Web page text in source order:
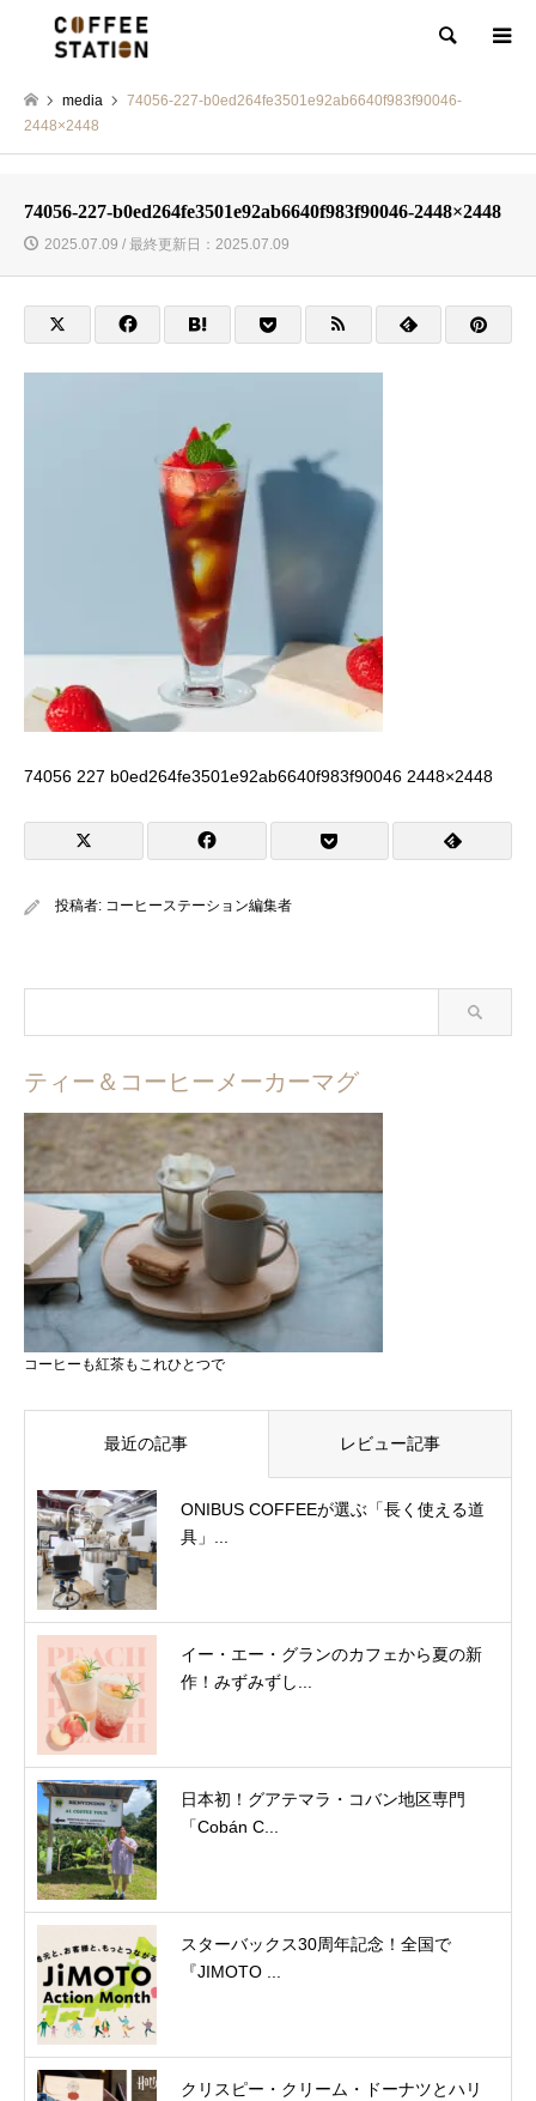
検索
media
74056-227-b0ed264fe3501e92ab6640f983f90046-
2448×2448
74056-227-b0ed264fe3501e92ab6640f983f90046-2448×2448
2025.07.09 / 最終更新日：2025.07.09
74056 227 b0ed264fe3501e92ab6640f983f90046 2448×2448
投稿者: コーヒーステーション編集者
ティー＆コーヒーメーカーマグ
コーヒーも紅茶もこれひとつで
最近の記事 レビュー記事
ONIBUS COFFEEが選ぶ「長く使える道
具」...
イー・エー・グランのカフェから夏の新
作！みずみずし...
日本初！グアテマラ・コバン地区専門
「Cobán C...
スターバックス30周年記念！全国で
『JIMOTO ...
クリスピー・クリーム・ドーナツとハリ